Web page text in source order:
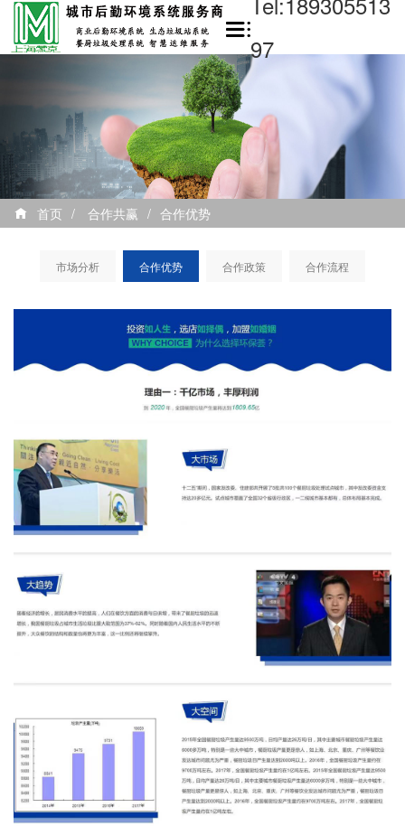
97
首页 / 合作共赢 / 合作优势
市场分析 合作优势 合作政策 合作流程